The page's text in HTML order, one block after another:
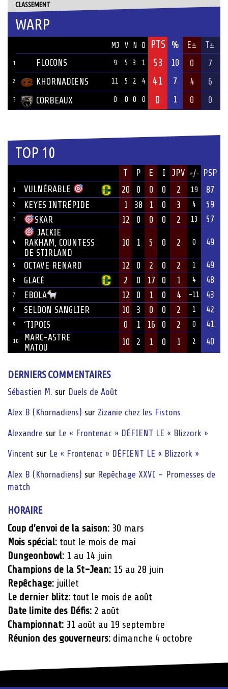
CLASSEMENT
WARP
MJ V N D PTS % E± T±
1 FLOCONS 9 5 3 1 53 10 0 7
2 KHORNADIENS 11 5 2 4 41 7 4 6
3 CORBEAUX 0 0 0 0 0 1 0 0
TOP 10
T P E I JPV +/- PSP
1 VULNÉRABLE 20 0 0 0 2 19 87
2 KEYES INTRÉPIDE 1 38 1 0 3 4 59
3 SKAR 12 0 0 0 2 13 57
4
JACKIE
RAKHAM, COUNTESS
DE STIRLAND
10 1 5 0 2 0 49
5 OCTAVE RENARD 12 0 2 0 2 1 49
6 GLACÉ 2 0 17 0 1 4 48
7 EBOLA 12 0 1 0 4 -11 43
8 SELDON SANGLIER 10 3 0 0 2 1 42
9 ‘TIPOIS 0 1 16 0 2 0 41
10
MARC-ASTRE
MATOU
10 2 1 0 1 2 40
DERNIERS COMMENTAIRES
Sébastien M. sur Duels de Août
Alex B (Khornadiens) sur Zizanie chez les Fistons
Alexandre sur Le « Frontenac » DÉFIENT LE « Blizzork »
Vincent sur Le « Frontenac » DÉFIENT LE « Blizzork »
Alex B (Khornadiens) sur Repêchage XXVI – Promesses de
match
HORAIRE
Coup d’envoi de la saison: 30 mars
Mois spécial: tout le mois de mai
Dungeonbowl: 1 au 14 juin
Champions de la St-Jean: 15 au 28 juin
Repêchage: juillet
Le dernier blitz: tout le mois de août
Date limite des Défis: 2 août
Championnat: 31 août au 19 septembre
Réunion des gouverneurs: dimanche 4 octobre